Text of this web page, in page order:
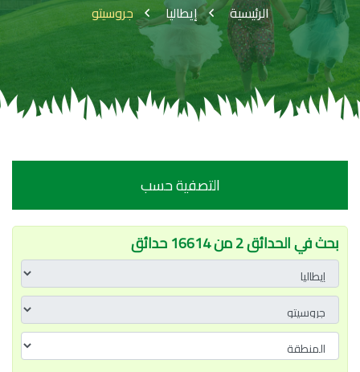
الرئيسية إيطاليا جروسيتو
التصفية حسب
بحث في الحدائق 2 من 16614 حدائق